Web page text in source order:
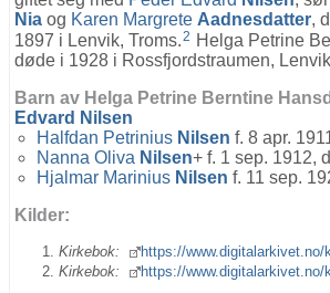
Nia og Karen Margrete Aadnesdatter,
1897 i Lenvik, Troms.2 Helga Petrine
døde i 1928 i Rossfjordstraumen,
Barn av Helga Petrine Berntine
Edvard Nilsen
Halfdan Petrinius Nilsen f. 8 apr.
Nanna Oliva Nilsen+ f. 1 sep. 1912,
Hjalmar Marinius Nilsen f. 11 sep.
Kilder:
Kirkebok: https://www.digitalarkivet.no/
Kirkebok:
https://www.digitalarkivet.no/